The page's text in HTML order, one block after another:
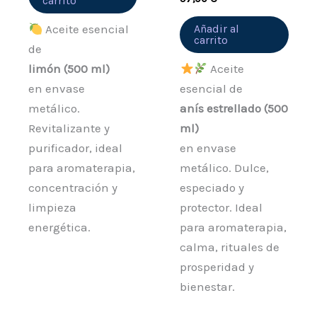
Aceite esencial
de
limón (500 ml)
en envase
metálico.
Revitalizante y
purificador, ideal
para aromaterapia,
concentración y
limpieza
energética.
Añadir al
carrito
Aceite
esencial de
anís estrellado (500
ml)
en envase
metálico. Dulce,
especiado y
protector. Ideal
para aromaterapia,
calma, rituales de
prosperidad y
bienestar.